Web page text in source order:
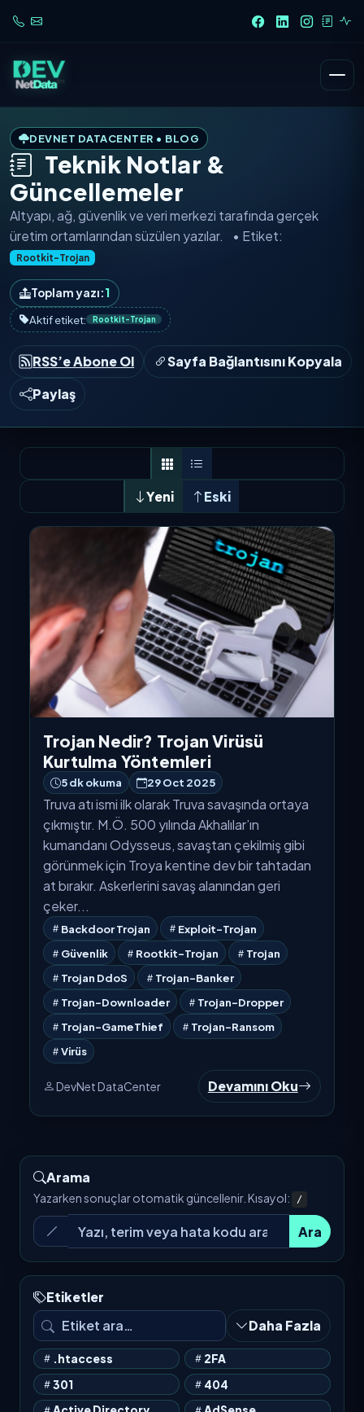
DEVNET DATACENTER • BLOG
Teknik Notlar &
Güncellemeler
Altyapı, ağ, güvenlik ve veri merkezi tarafında gerçek
üretim ortamlarından süzülen yazılar. • Etiket:
Rootkit-Trojan
Toplam yazı:1
Aktif etiket:
Rootkit-Trojan
RSS’e Abone Ol
Sayfa Bağlantısını Kopyala
Paylaş
Yeni Eski
Trojan Nedir? Trojan Virüsü
Kurtulma Yöntemleri
5 dk okuma 29 Oct 2025
Truva atı ismi ilk olarak Truva savaşında ortaya
çıkmıştır. M.Ö. 500 yılında Akhalılar’ın
kumandanı Odysseus, savaştan çekilmiş gibi
görünmek için Troya kentine dev bir tahtadan
at bırakır. Askerlerini savaş alanından geri
çeker...
Backdoor Trojan
Exploit-Trojan
Güvenlik
Rootkit-Trojan
Trojan
Trojan DdoS
Trojan-Banker
Trojan-Downloader
Trojan-Dropper
Trojan-GameThief
Trojan-Ransom
Virüs
DevNet DataCenter Devamını Oku
Arama
Yazarken sonuçlar otomatik güncellenir. Kısayol: /
Ara
Etiketler
Daha Fazla
.htaccess
2FA
301
404